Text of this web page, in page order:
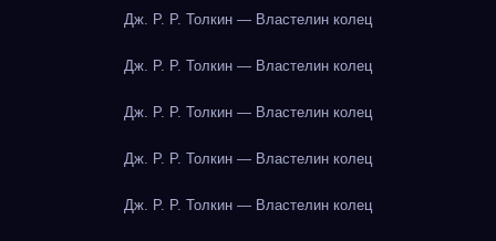
Дж. Р. Р. Толкин — Властелин колец
Дж. Р. Р. Толкин — Властелин колец
Дж. Р. Р. Толкин — Властелин колец
Дж. Р. Р. Толкин — Властелин колец
Дж. Р. Р. Толкин — Властелин колец